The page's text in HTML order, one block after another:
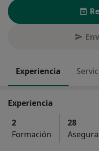
Experiencia
Experiencia
2
Formación
28